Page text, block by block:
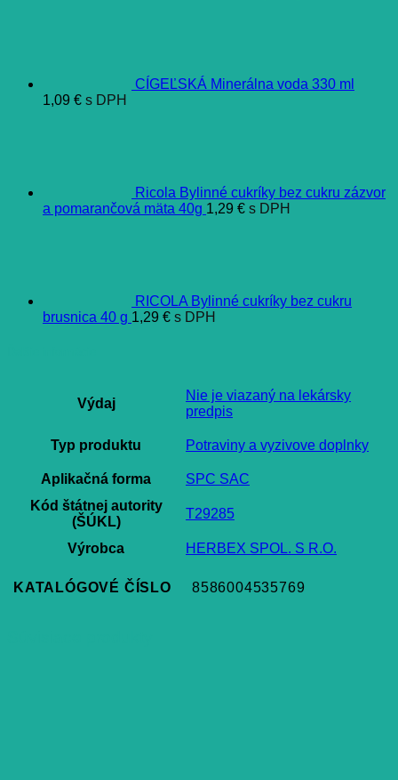
CÍGEĽSKÁ Minerálna voda 330 ml
1,09 € s DPH
Ricola Bylinné cukríky bez cukru zázvor
a pomarančová mäta 40g 1,29 € s DPH
RICOLA Bylinné cukríky bez cukru
brusnica 40 g 1,29 € s DPH
Výdaj
Nie je viazaný na lekársky
predpis
Typ produktu Potraviny a vyzivove doplnky
Aplikačná forma
SPC SAC
Kód štátnej autority
(ŠÚKL)
T29285
Výrobca HERBEX SPOL. S R.O.
KATALÓGOVÉ ČÍSLO 8586004535769